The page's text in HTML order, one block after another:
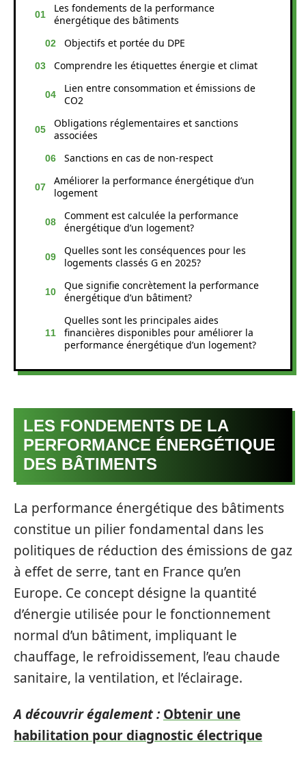
Les fondements de la performance
énergétique des bâtiments
Objectifs et portée du DPE
Comprendre les étiquettes énergie et climat
Lien entre consommation et émissions de
CO2
Obligations réglementaires et sanctions
associées
Sanctions en cas de non-respect
Améliorer la performance énergétique d’un
logement
Comment est calculée la performance
énergétique d’un logement?
Quelles sont les conséquences pour les
logements classés G en 2025?
Que signifie concrètement la performance
énergétique d’un bâtiment?
Quelles sont les principales aides
financières disponibles pour améliorer la
performance énergétique d’un logement?
LES FONDEMENTS DE LA
PERFORMANCE ÉNERGÉTIQUE
DES BÂTIMENTS
La performance énergétique des bâtiments
constitue un pilier fondamental dans les
politiques de réduction des émissions de gaz
à effet de serre, tant en France qu’en
Europe. Ce concept désigne la quantité
d’énergie utilisée pour le fonctionnement
normal d’un bâtiment, impliquant le
chauffage, le refroidissement, l’eau chaude
sanitaire, la ventilation, et l’éclairage.
A découvrir également : Obtenir une
habilitation pour diagnostic électrique